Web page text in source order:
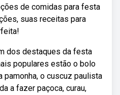
de comidas para festa
suas receitas para
dos destaques da festa
populares estão o bolo
pamonha, o cuscuz paulista
a fazer paçoca, curau,